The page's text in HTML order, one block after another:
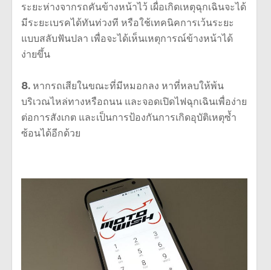
ระยะห่างจากรถคันข้างหน้าไว้ เผื่อเกิดเหตุฉุกเฉินจะได้
มีระยะเบรคได้ทันท่วงที หรือใช้เทคนิคการเว้นระยะ
แบบสลับฟันปลา เพื่อจะได้เห็นเหตุการณ์ข้างหน้าได้
ง่ายขึ้น
8. หากรถเสียในขณะที่มีหมอกลง หาที่หลบให้พ้น
บริเวณไหล่ทางหรือถนน และจอดเปิดไฟฉุกเฉินเพื่อง่าย
ต่อการสังเกต และเป็นการป้องกันการเกิดอุบัติเหตุซ้ำ
ซ้อนได้อีกด้วย